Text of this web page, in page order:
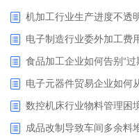
成品改制导致车间多余料